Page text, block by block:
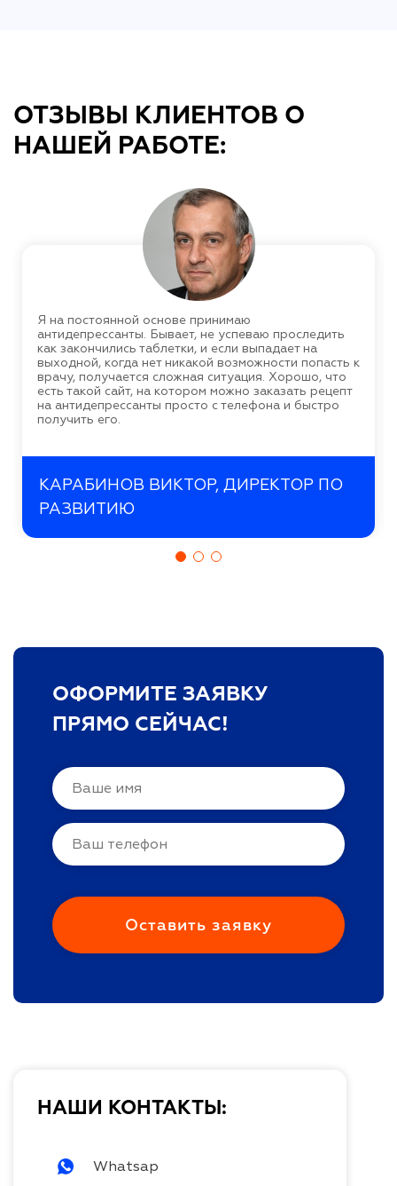
ОТЗЫВЫ КЛИЕНТОВ О
НАШЕЙ РАБОТЕ:
Я на постоянной основе принимаю
антидепрессанты. Бывает, не успеваю проследить
как закончились таблетки, и если выпадает на
выходной, когда нет никакой возможности попасть к
врачу, получается сложная ситуация. Хорошо, что
есть такой сайт, на котором можно заказать рецепт
на антидепрессанты просто с телефона и быстро
получить его.
КАРАБИНОВ ВИКТОР, ДИРЕКТОР ПО
РАЗВИТИЮ
ОФОРМИТЕ ЗАЯВКУ
ПРЯМО СЕЙЧАС!
НАШИ КОНТАКТЫ:
Whatsap